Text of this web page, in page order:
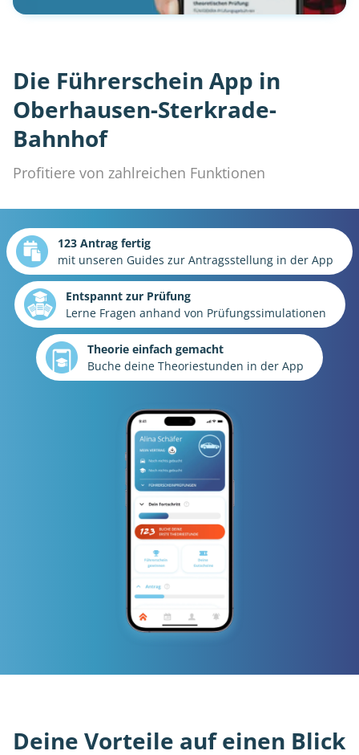
Die Führerschein App in
Oberhausen-Sterkrade-
Bahnhof
Profitiere von zahlreichen Funktionen
123 Antrag fertig
mit unseren Guides zur Antragsstellung in der App
Entspannt zur Prüfung
Lerne Fragen anhand von Prüfungssimulationen
Theorie einfach gemacht
Buche deine Theoriestunden in der App
Deine Vorteile auf einen Blick